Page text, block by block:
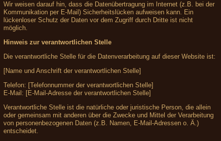
Wir weisen darauf hin, dass die Datenübertragung im Internet (z.B. bei der
Kommunikation per E-Mail) Sicherheitslücken aufweisen kann. Ein
lückenloser Schutz der Daten vor dem Zugriff durch Dritte ist nicht
möglich.
Hinweis zur verantwortlichen Stelle
Die verantwortliche Stelle für die Datenverarbeitung auf dieser Website ist:
[Name und Anschrift der verantwortlichen Stelle]
Telefon: [Telefonnummer der verantwortlichen Stelle]
E-Mail: [E-Mail-Adresse der verantwortlichen Stelle]
Verantwortliche Stelle ist die natürliche oder juristische Person, die allein
oder gemeinsam mit anderen über die Zwecke und Mittel der Verarbeitung
von personenbezogenen Daten (z.B. Namen, E-Mail-Adressen o. Ä.)
entscheidet.